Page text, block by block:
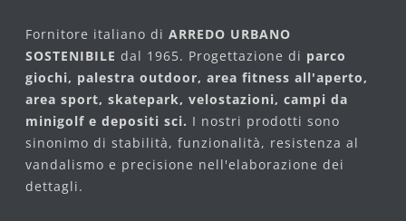
Fornitore italiano di ARREDO URBANO
SOSTENIBILE dal 1965. Progettazione di parco
giochi, palestra outdoor, area fitness all'aperto,
area sport, skatepark, velostazioni, campi da
minigolf e depositi sci. I nostri prodotti sono
sinonimo di stabilità, funzionalità, resistenza al
vandalismo e precisione nell'elaborazione dei
dettagli.